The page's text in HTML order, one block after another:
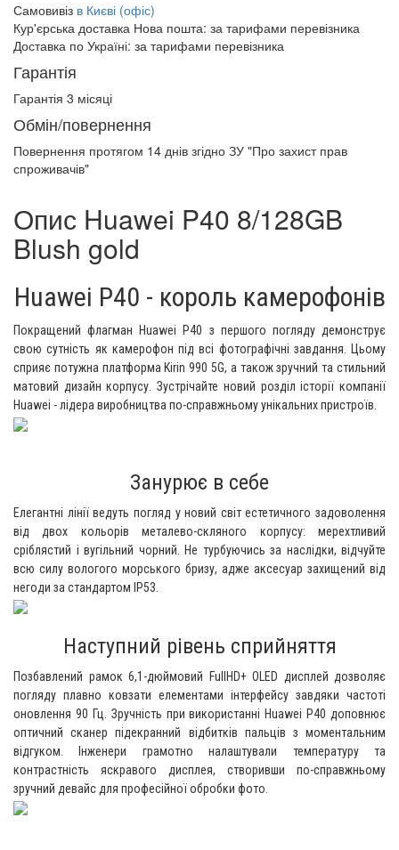
Самовивіз в Києві (офіс)
Кур'єрська доставка Нова пошта: за тарифами перевізника
Доставка по Україні: за тарифами перевізника
Гарантія
Гарантія 3 місяці
Обмін/повернення
Повернення протягом 14 днів згідно ЗУ "Про захист прав
спроживачів"
Опис Huawei P40 8/128GB
Blush gold
Huawei P40 - король камерофонів
Покращений флагман Huawei P40 з першого погляду демонструє
свою сутність як камерофон під всі фотографічні завдання. Цьому
сприяє потужна платформа Kirin 990 5G, а також зручний та стильний
матовий дизайн корпусу. Зустрічайте новий розділ історії компанії
Huawei - лідера виробництва по-справжньому унікальних пристроїв.
Занурює в себе
Елегантні лінії ведуть погляд у новий світ естетичного задоволення
від двох кольорів металево-скляного корпусу: мерехтливий
сріблястий і вугільний чорний. Не турбуючись за наслідки, відчуйте
всю силу вологого морського бризу, адже аксесуар захищений від
негоди за стандартом IP53.
Наступний рівень сприйняття
Позбавлений рамок 6,1-дюймовий FullHD+ OLED дисплей дозволяє
погляду плавно ковзати елементами інтерфейсу завдяки частоті
оновлення 90 Гц. Зручність при використанні Huawei P40 доповнює
оптичний сканер підекранний відбитків пальців з моментальним
відгуком. Інженери грамотно налаштували температуру та
контрастність яскравого дисплея, створивши по-справжньому
зручний девайс для професійної обробки фото.